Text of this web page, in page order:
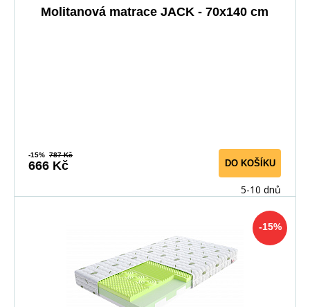
Molitanová matrace JACK - 70x140 cm
-15% 787 Kč
666 Kč DO KOŠÍKU
5-10 dnů
-15%